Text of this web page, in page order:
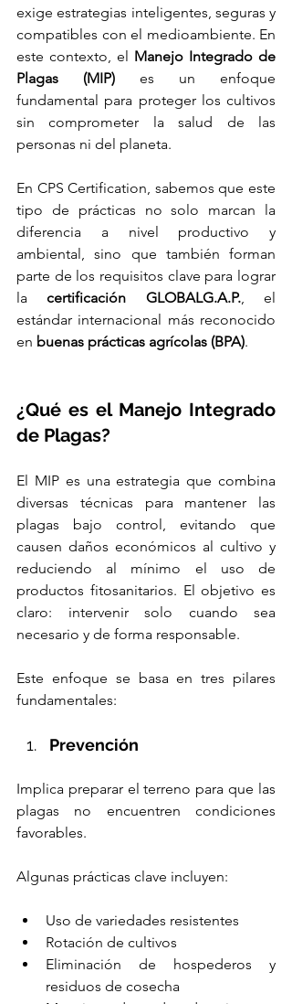
exige estrategias inteligentes, seguras y
compatibles con el medioambiente. En
este contexto, el Manejo Integrado de
Plagas (MIP) es un enfoque
fundamental para proteger los cultivos
sin comprometer la salud de las
personas ni del planeta.
En CPS Certification, sabemos que este
tipo de prácticas no solo marcan la
diferencia a nivel productivo y
ambiental, sino que también forman
parte de los requisitos clave para lograr
la certificación GLOBALG.A.P., el
estándar internacional más reconocido
en buenas prácticas agrícolas (BPA).
¿Qué es el Manejo Integrado
de Plagas?
El MIP es una estrategia que combina
diversas técnicas para mantener las
plagas bajo control, evitando que
causen daños económicos al cultivo y
reduciendo al mínimo el uso de
productos fitosanitarios. El objetivo es
claro: intervenir solo cuando sea
necesario y de forma responsable.
Este enfoque se basa en tres pilares
fundamentales:
Prevención
Implica preparar el terreno para que las
plagas no encuentren condiciones
favorables.
Algunas prácticas clave incluyen:
Uso de variedades resistentes
Rotación de cultivos
Eliminación de hospederos y
residuos de cosecha